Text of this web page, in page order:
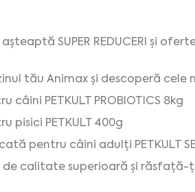
SUPER REDUCERI și
tău Animax și descoperă
câini PETKULT PROBIOTICS 8kg
pisici PETKULT 400g
pentru câini adulți PETKULT
calitate superioară și